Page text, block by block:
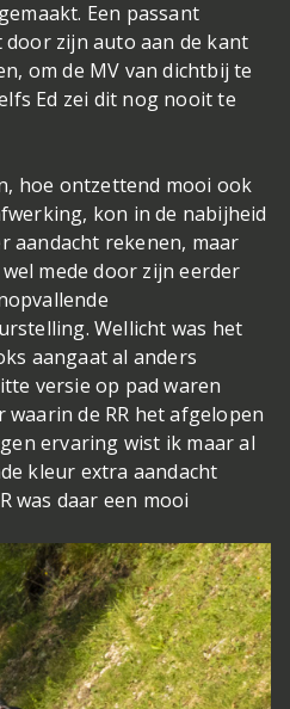
Een passant
zijn auto aan de kant
om de MV van dichtbij te
Ed zei dit nog nooit te
hoe ontzettend mooi ook
kon in de nabijheid
aandacht rekenen, maar
mede door zijn eerder
Wellicht was het
aangaat al anders
versie op pad waren
waarin de RR het afgelopen
ervaring wist ik maar al
kleur extra aandacht
was daar een mooi